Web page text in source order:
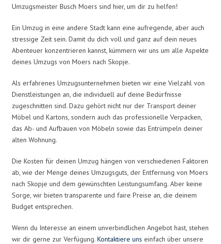
Umzugsmeister Busch Moers sind hier, um dir zu helfen!
Ein Umzug in eine andere Stadt kann eine aufregende, aber auch
stressige Zeit sein. Damit du dich voll und ganz auf dein neues
Abenteuer konzentrieren kannst, kümmern wir uns um alle Aspekte
deines Umzugs von Moers nach Skopje.
Als erfahrenes Umzugsunternehmen bieten wir eine Vielzahl von
Dienstleistungen an, die individuell auf deine Bedürfnisse
zugeschnitten sind. Dazu gehört nicht nur der Transport deiner
Möbel und Kartons, sondern auch das professionelle Verpacken,
das Ab- und Aufbauen von Möbeln sowie das Entrümpeln deiner
alten Wohnung.
Die Kosten für deinen Umzug hängen von verschiedenen Faktoren
ab, wie der Menge deines Umzugsguts, der Entfernung von Moers
nach Skopje und dem gewünschten Leistungsumfang. Aber keine
Sorge, wir bieten transparente und faire Preise an, die deinem
Budget entsprechen.
Wenn du Interesse an einem unverbindlichen Angebot hast, stehen
wir dir gerne zur Verfügung. Kontaktiere uns einfach über unsere